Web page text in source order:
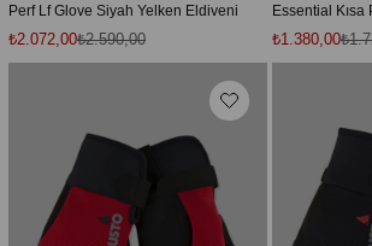
Perf Lf Glove Siyah Yelken Eldiveni
₺2.072,00₺2.590,00 ₺1.380,00